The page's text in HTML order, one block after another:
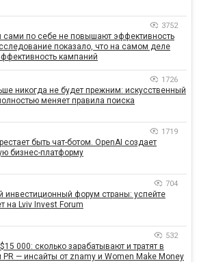
3752
сами по себе не повышают эффективность
показало, что на самом деле
кампаний
1726
никогда не будет прежним: искусственный
меняет правила поиска
1719
быть чат-ботом. OpenAI создает
бизнес-платформу
704
инвестиционный форум страны: успейте
на Lviv Invest Forum
532
000: сколько зарабатывают и тратят в
PR — инсайты от znamy и Women Make Money